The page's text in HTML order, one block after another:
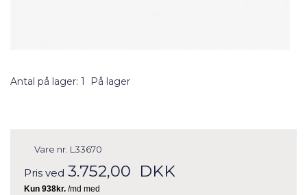
Antal på lager: 1 På lager
Vare nr. L33670
Pris ved 3.752,00 DKK